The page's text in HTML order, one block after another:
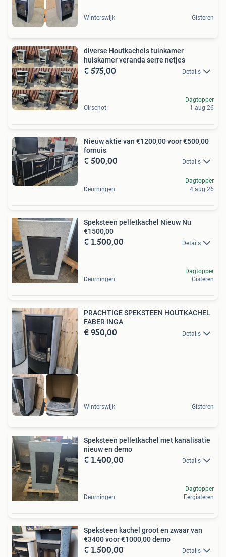
Veel kg speksteen Winterswijk Gisteren
diverse Houtkachels tuinkamer
huiskamer veranda serre netjes
€ 575,00 Details
Oirschot
Dagtopper
1 aug 26
Nieuw aktie van €1200,00 voor €500,00
fornuis
€ 500,00 Details
Deurningen
Dagtopper
4 aug 26
Speksteen pelletkachel Nieuw Nu
€1500,00
€ 1.500,00 Details
Deurningen
Dagtopper
Gisteren
Nieuw binnen!
PRACHTIGE SPEKSTEEN HOUTKACHEL
FABER INGA
€ 950,00 Details
Winterswijk Gisteren
Speksteen pelletkachel met kanalisatie
nieuw en demo
€ 1.400,00 Details
Deurningen
Dagtopper
Eergisteren
Speksteen kachel groot en zwaar van
€3400 voor €1000,00 demo
€ 1.500,00 Details